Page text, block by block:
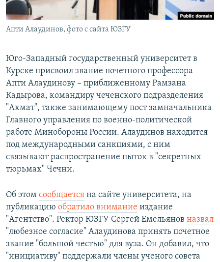
Апти Алаудинов, фото с сайта ЮЗГУ
Юго-Западный государственный университет в
Курске присвоил звание почетного профессора
Апти Алаудинову – приближенному Рамзана
Кадырова, командиру чеченского подразделения
"Ахмат", также занимающему пост замначальника
Главного управления по военно-политической
работе Минобороны России. Алаудинов находится
под международными санкциями, с ним
связывают распространение пыток в "секретных
тюрьмах" Чечни.
Об этом сообщается на сайте университета, на
публикацию обратило внимание издание
"Агентство". Ректор ЮЗГУ Сергей Емельянов назвал
"любезное согласие" Алаудинова принять почетное
звание "большой честью" для вуза. Он добавил, что
"инициативу" поддержали члены ученого совета